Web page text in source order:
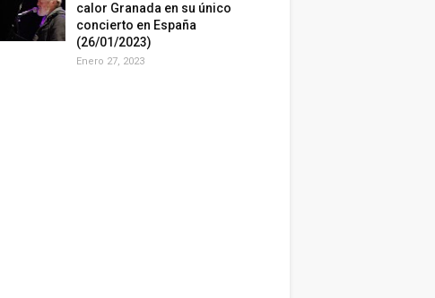
calor Granada en su único
concierto en España
(26/01/2023)
Enero 27, 2023